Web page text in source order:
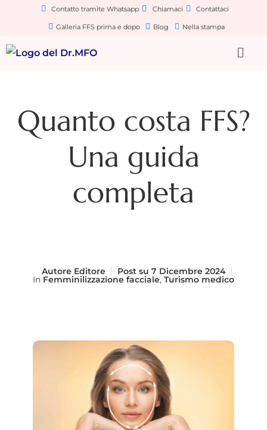
Contatto tramite Whatsapp Chiamaci Contattaci
Galleria FFS prima e dopo Blog Nella stampa
Quanto costa FFS?
Una guida
completa
AutoreEditore Post su 7 Dicembre 2024
In Femminilizzazione facciale, Turismo medico